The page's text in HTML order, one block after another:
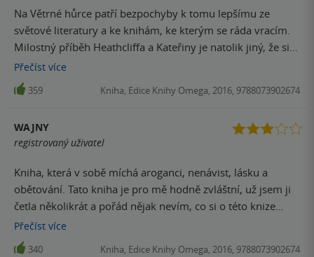
Na Větrné hůrce patří bezpochyby k tomu lepšímu ze
světové literatury a ke knihám, ke kterým se ráda vracím.
Milostný příběh Heathcliffa a Kateřiny je natolik jiný, že si
ho zamilujete.
Přečíst více
359 Kniha, Edice Knihy Omega, 2016, 9788073902674
WAJNY
registrovaný uživatel
Kniha, která v sobě míchá aroganci, nenávist, lásku a
obětování. Tato kniha je pro mě hodně zvláštní, už jsem ji
četla několikrát a pořád nějak nevím, co si o této knize
vlastně myslet.
Přečíst více
340 Kniha, Edice Knihy Omega, 2016, 9788073902674